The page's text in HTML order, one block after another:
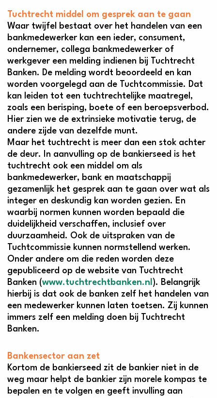
Tuchtrecht middel om gesprek aan te gaan
Waar twijfel bestaat over het handelen van een
bankmedewerker kan een ieder, consument,
ondernemer, collega bankmedewerker of
werkgever een melding indienen bij Tuchtrecht
Banken. De melding wordt beoordeeld en kan
worden voorgelegd aan de Tuchtcommissie. Dat
kan leiden tot een tuchtrechtelijke maatregel,
zoals een berisping, boete of een beroepsverbod.
Hier zien we de extrinsieke motivatie terug, de
andere zijde van dezelfde munt.
Maar het tuchtrecht is meer dan een stok achter
de deur. In aanvulling op de bankierseed is het
tuchtrecht ook een middel om als
bankmedewerker, bank en maatschappij
gezamenlijk het gesprek aan te gaan over wat als
integer en deskundig kan worden gezien. En
waarbij normen kunnen worden bepaald die
duidelijkheid verschaffen, inclusief over
duurzaamheid. Ook de uitspraken van de
Tuchtcommissie kunnen normstellend werken.
Onder andere om die reden worden deze
gepubliceerd op de website van Tuchtrecht
Banken (www.tuchtrechtbanken.nl ). Belangrijk
hierbij is dat ook de banken zelf het handelen van
een medewerker kunnen laten toetsen. Zij kunnen
immers zelf een melding doen bij Tuchtrecht
Banken.
Bankensector aan zet
Kortom de bankierseed zit de bankier niet in de
weg maar helpt de bankier zijn morele kompas te
bepalen en te volgen en geeft invulling aan